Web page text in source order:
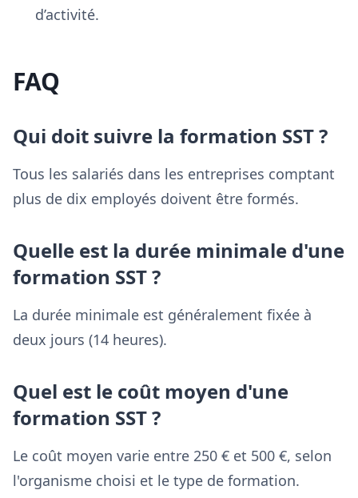
d’activité.
FAQ
Qui doit suivre la formation SST ?
Tous les salariés dans les entreprises comptant
plus de dix employés doivent être formés.
Quelle est la durée minimale d'une
formation SST ?
La durée minimale est généralement fixée à
deux jours (14 heures).
Quel est le coût moyen d'une
formation SST ?
Le coût moyen varie entre 250 € et 500 €, selon
l'organisme choisi et le type de formation.